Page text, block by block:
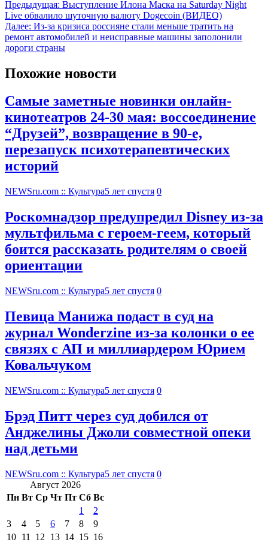
Предыдущая: Выступление Илона Маска на Saturday Night
Live обвалило шуточную валюту Dogecoin (ВИДЕО)
Далее: Из-за кризиса россияне стали меньше тратить на
ремонт автомобилей и неисправные машины заполонили
дороги страны
Похожие новости
Самые заметные новинки онлайн-
кинотеатров 24-30 мая: воссоединение
“Друзей”, возвращение в 90-е,
перезапуск психотерапевтических
историй
NEWSru.com :: Культура5 лет спустя 0
Роскомнадзор предупредил Disney из-за
мультфильма c героем-геем, который
боится рассказать родителям о своей
ориентации
NEWSru.com :: Культура5 лет спустя 0
Певица Манижа подаст в суд на
журнал Wonderzine из-за колонки о ее
связях с АП и миллиардером Юрием
Ковальчуком
NEWSru.com :: Культура5 лет спустя 0
Брэд Питт через суд добился от
Анджелины Джоли совместной опеки
над детьми
NEWSru.com :: Культура5 лет спустя 0
Август 2026
Пн Вт Ср Чт Пт Сб Вс
1
2
3
4 5 6 7 8
9
10 11 12 13 14 15 16